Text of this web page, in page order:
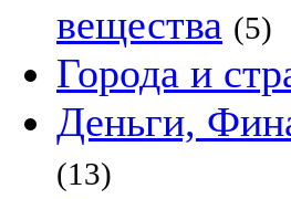
вещества (5)
Города и
Деньги,
(13)